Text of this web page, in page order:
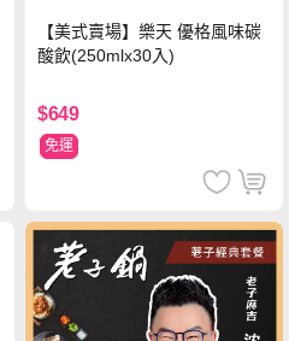
【美式賣場】樂天 優格風味碳
酸飲(250mlx30入)
$649
免運